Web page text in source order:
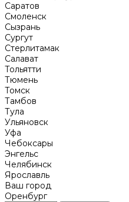
Саратов
Смоленск
Сызрань
Сургут
Стерлитамак
Салават
Тольятти
Тюмень
Томск
Тамбов
Тула
Ульяновск
Уфа
Чебоксары
Энгельс
Челябинск
Ярославль
Ваш город
Оренбург